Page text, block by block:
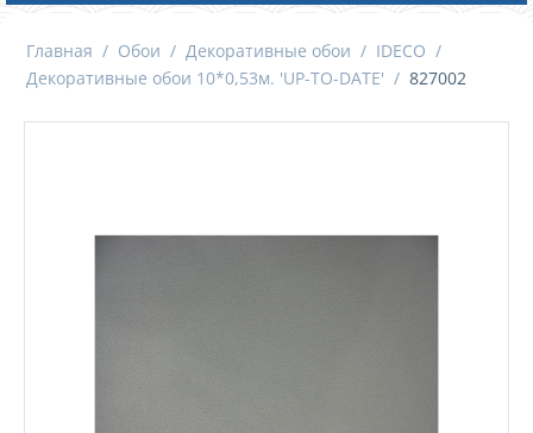
Главная / Обои / Декоративные обои / IDECO /
Декоративные обои 10*0,53м. 'UP-TO-DATE' / 827002